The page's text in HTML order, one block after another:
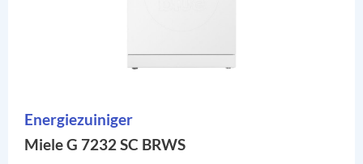
Energiezuiniger
Miele G 7232 SC BRWS